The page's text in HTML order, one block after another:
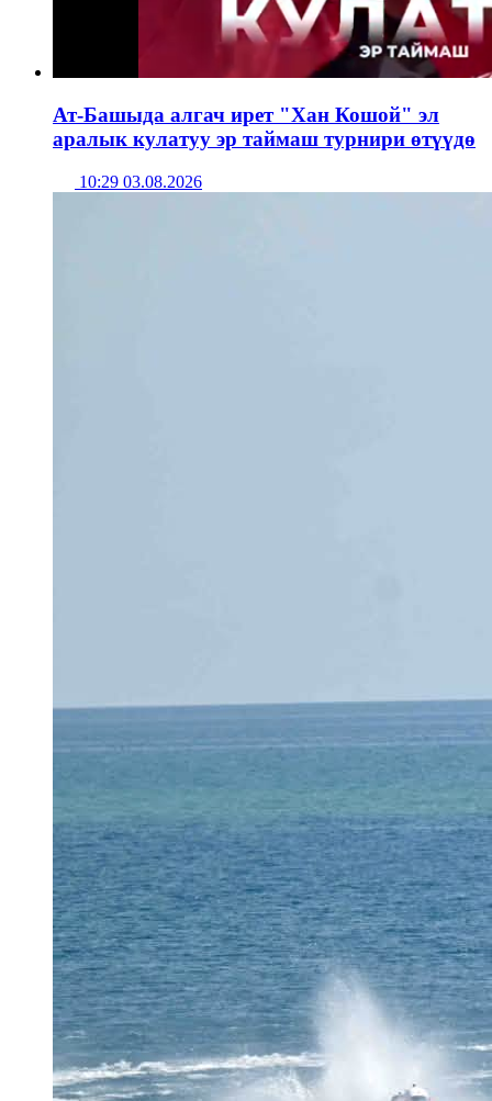
Ат-Башыда алгач ирет "Хан Кошой" эл
аралык кулатуу эр таймаш турнири өтүүдө
10:29 03.08.2026